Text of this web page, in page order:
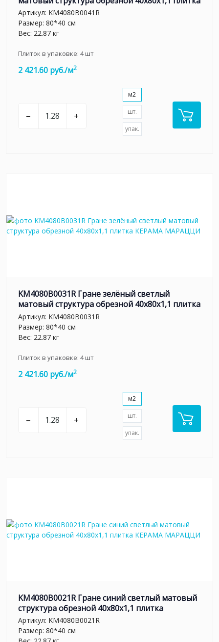
Артикул: KM4080B0041R
Размер: 80*40 см
Вес: 22.87 кг
Плиток в упаковке: 4шт
2 421.60 руб./м2
– +
м2
шт.
упак.
KM4080B0031R Гране зелёный светлый
матовый структура обрезной 40x80x1,1 плитка
Артикул: KM4080B0031R
Размер: 80*40 см
Вес: 22.87 кг
Плиток в упаковке: 4шт
2 421.60 руб./м2
– +
м2
шт.
упак.
KM4080B0021R Гране синий светлый матовый
структура обрезной 40x80x1,1 плитка
Артикул: KM4080B0021R
Размер: 80*40 см